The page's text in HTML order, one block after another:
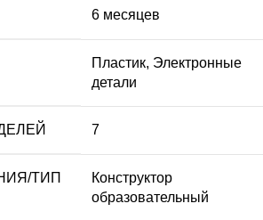
6 месяцев
Пластик, Электронные
детали
7
ТИП
Конструктор
образовательный